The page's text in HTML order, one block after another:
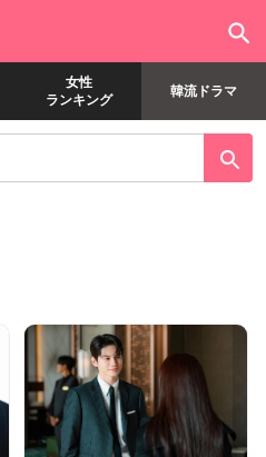
女性
ランキング
韓流ドラマ